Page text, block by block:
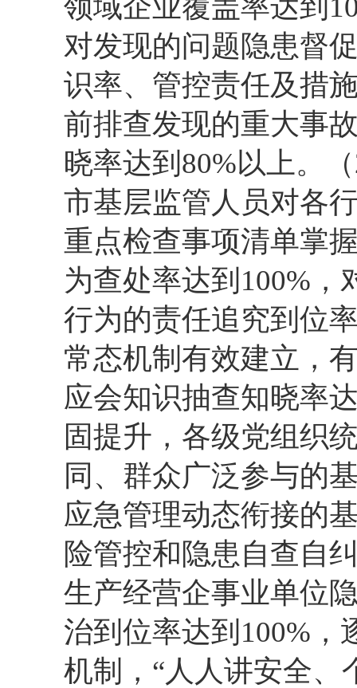
领域企业覆盖率达到
对发现的问题隐患督
识率、管控责任及措
前排查发现的重大事
晓率达到80%以上。
市基层监管人员对各
重点检查事项清单掌
为查处率达到100%
行为的责任追究到位
常态机制有效建立，
应会知识抽查知晓率
固提升，各级党组织
同、群众广泛参与的
应急管理动态衔接的
险管控和隐患自查自
生产经营企事业单位
治到位率达到100%，
机制，“人人讲安全、